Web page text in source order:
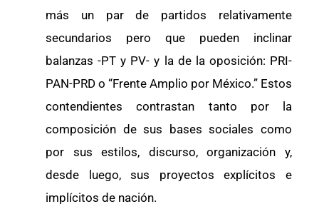
más un par de partidos relativamente
secundarios pero que pueden inclinar
balanzas -PT y PV- y la de la oposición: PRI-
PAN-PRD o “Frente Amplio por México.” Estos
contendientes contrastan tanto por la
composición de sus bases sociales como
por sus estilos, discurso, organización y,
desde luego, sus proyectos explícitos e
implícitos de nación.